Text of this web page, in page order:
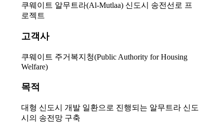
쿠웨이트 알무트라(Al-Mutlaa) 신도시 송전선로 프
로젝트
고객사
쿠웨이트 주거복지청(Public Authority for Housing
Welfare)
목적
대형 신도시 개발 일환으로 진행되는 알무트라 신도
시의 송전망 구축